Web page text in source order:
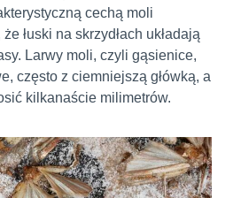
cechą moli
łuski na skrzydłach układają
Larwy moli, czyli gąsienice,
często z ciemniejszą główką, a
kilkanaście milimetrów.